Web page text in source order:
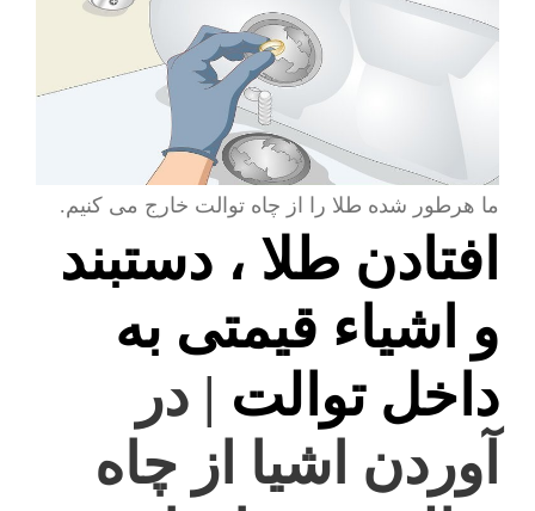
ما هرطور شده طلا را از چاه توالت خارج می کنیم.
افتادن طلا ، دستبند
و اشیاء قیمتی به
داخل توالت | در
آوردن اشیا از چاه